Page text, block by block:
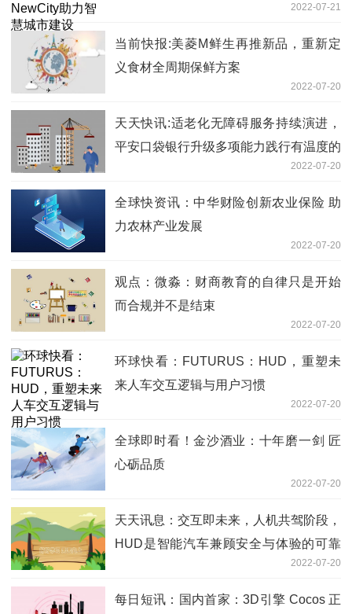
2022-07-21
当前快报:美菱M鲜生再推新品，重新定
义食材全周期保鲜方案
2022-07-20
天天快讯:适老化无障碍服务持续演进，
平安口袋银行升级多项能力践行有温度的
2022-07-20
全球快资讯：中华财险创新农业保险 助
力农林产业发展
2022-07-20
观点：微淼：财商教育的自律只是开始
而合规并不是结束
2022-07-20
环球快看：FUTURUS：HUD，重塑未
来人车交互逻辑与用户习惯
2022-07-20
全球即时看！金沙酒业：十年磨一剑 匠
心砺品质
2022-07-20
天天讯息：交互即未来，人机共驾阶段，
HUD是智能汽车兼顾安全与体验的可靠
2022-07-20
每日短讯：国内首家：3D引擎 Cocos 正